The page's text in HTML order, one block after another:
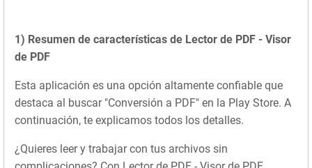
1) Resumen de características de Lector de PDF - Visor
de PDF
Esta aplicación es una opción altamente confiable que
destaca al buscar "Conversión a PDF" en la Play Store. A
continuación, te explicamos todos los detalles.
¿Quieres leer y trabajar con tus archivos sin